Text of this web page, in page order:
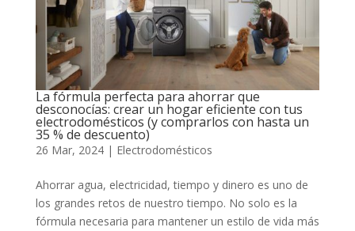
La fórmula perfecta para ahorrar que
desconocías: crear un hogar eficiente con tus
electrodomésticos (y comprarlos con hasta un
35 % de descuento)
26 Mar, 2024| Electrodomésticos
Ahorrar agua, electricidad, tiempo y dinero es uno de
los grandes retos de nuestro tiempo. No solo es la
fórmula necesaria para mantener un estilo de vida más